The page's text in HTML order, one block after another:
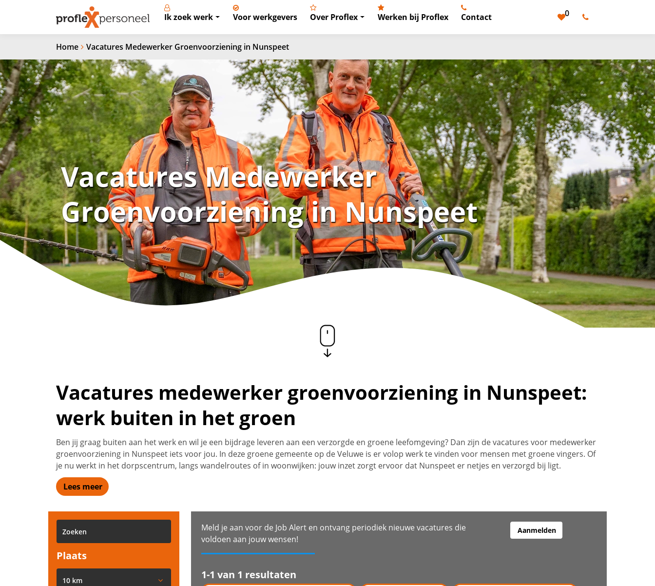
Ik zoek werk Voor werkgevers Over Proflex Werken bij Proflex Contact 0
Home Vacatures Medewerker Groenvoorziening in Nunspeet
Vacatures Medewerker
Groenvoorziening in Nunspeet
Vacatures medewerker groenvoorziening in Nunspeet:
werk buiten in het groen
Ben jij graag buiten aan het werk en wil je een bijdrage leveren aan een verzorgde en groene leefomgeving? Dan zijn de vacatures voor medewerker
groenvoorziening in Nunspeet iets voor jou. In deze groene gemeente op de Veluwe is er volop werk te vinden voor mensen met groene vingers. Of
je nu werkt in het dorpscentrum, langs wandelroutes of in woonwijken: jouw inzet zorgt ervoor dat Nunspeet er netjes en verzorgd bij ligt.
Lees meer
Plaats
10 km
Meld je aan voor de Job Alert en ontvang periodiek nieuwe vacatures die
voldoen aan jouw wensen!
Aanmelden
1-1 van 1 resultaten